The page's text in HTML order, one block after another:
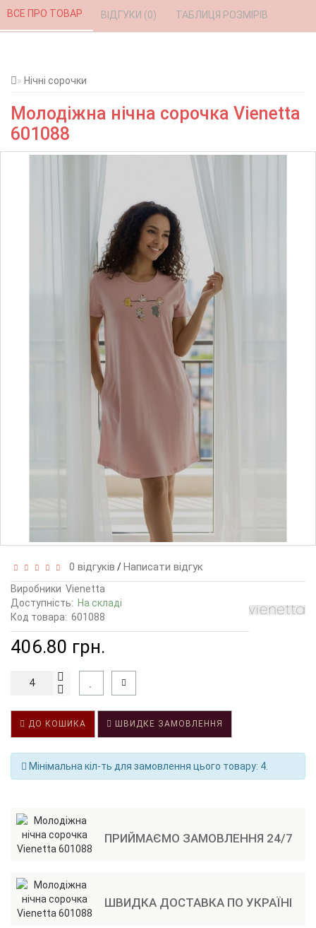
Нічні сорочки
Молодіжна нічна сорочка Vienetta
601088
ВСЕ ПРО ТОВАР ВІДГУКИ (0) ТАБЛИЦЯ РОЗМІРІВ
0 відгуків /Написати відгук
Виробники Vienetta
Доступність: На складі
Код товара: 601088
406.80 грн.
ДО КОШИКА ШВИДКЕ ЗАМОВЛЕННЯ
Мінімальна кіл-ть для замовлення цього товару: 4.
ПРИЙМАЄМО ЗАМОВЛЕННЯ 24/7
ШВИДКА ДОСТАВКА ПО УКРАЇНІ